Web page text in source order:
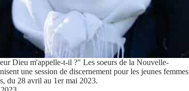
Dieu m'appelle-t-il ?" Les soeurs de la Nouvelle-
une session de discernement pour les jeunes femmes
du 28 avril au 1er mai 2023.